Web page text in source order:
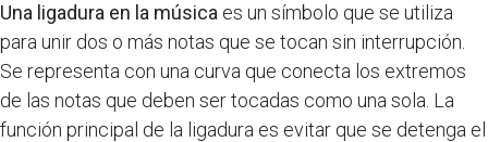
Una ligadura en la música es un símbolo que se utiliza
para unir dos o más notas que se tocan sin interrupción.
Se representa con una curva que conecta los extremos
de las notas que deben ser tocadas como una sola. La
función principal de la ligadura es evitar que se detenga el